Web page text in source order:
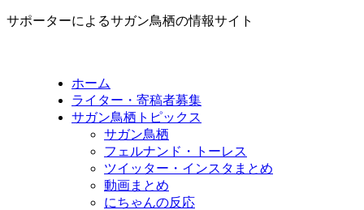
サポーターによるサガン鳥栖の情報サイト
ホーム
ライター・寄稿者募集
サガン鳥栖トピックス
サガン鳥栖
フェルナンド・トーレス
ツイッター・インスタまとめ
動画まとめ
にちゃんの反応